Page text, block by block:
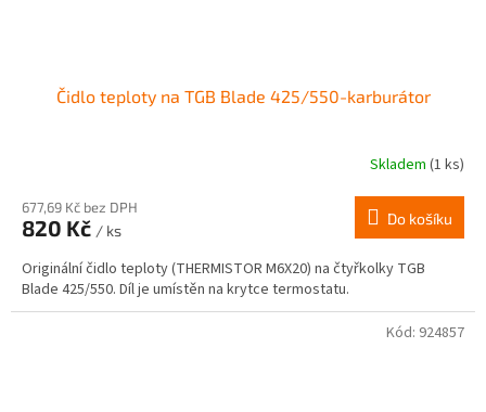
Čidlo teploty na TGB Blade 425/550-karburátor
Skladem (1 ks)
677,69 Kč bez DPH
820 Kč / ks
Do košíku
Originální čidlo teploty (THERMISTOR M6X20) na čtyřkolky TGB
Blade 425/550. Díl je umístěn na krytce termostatu.
Kód: 924857